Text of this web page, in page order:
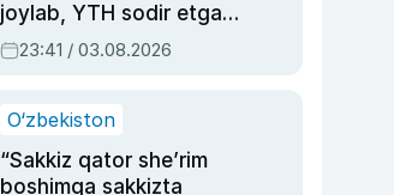
joylab, YTH sodir etgan
ayolga sud hukmi o‘qildi
23:41 / 03.08.2026
O‘zbekiston
“Sakkiz qator she’rim
boshimga sakkizta